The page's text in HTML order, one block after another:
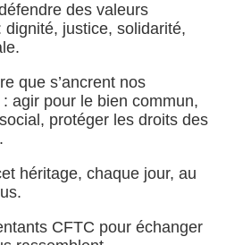
des valeurs
dignité, justice, solidarité,
que s’ancrent nos
: agir pour le bien commun,
protéger les droits des
héritage, chaque jour, au
CFTC pour échanger